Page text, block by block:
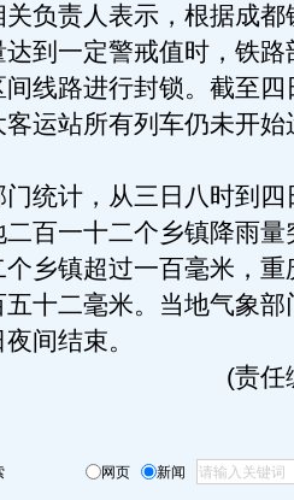
责人表示，根据成都
到一定警戒值时，铁路
线路进行封锁。截至四
运站所有列车仍未开始
计，从三日八时到四
百一十二个乡镇降雨量
乡镇超过一百毫米，重
十二毫米。当地气象部
间结束。
(责任
网页 新闻